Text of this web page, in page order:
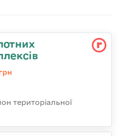
територіальної